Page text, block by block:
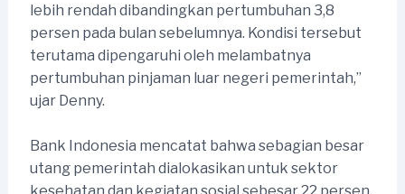
lebih rendah dibandingkan pertumbuhan 3,8
persen pada bulan sebelumnya. Kondisi tersebut
terutama dipengaruhi oleh melambatnya
pertumbuhan pinjaman luar negeri pemerintah,”
ujar Denny.
Bank Indonesia mencatat bahwa sebagian besar
utang pemerintah dialokasikan untuk sektor